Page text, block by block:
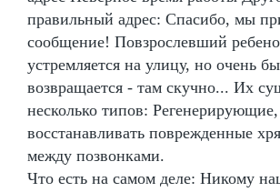
правильный адрес: Спасибо, мы
сообщение! Повзрослевший
устремляется на улицу, но очень
возвращается - там скучно... Их
несколько типов:
восстанавливать поврежденные
между позвонками.
Что есть на самом деле: Никому